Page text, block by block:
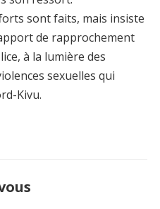
sont faits, mais insiste
de rapprochement
à la lumière des
sexuelles qui
Kivu.